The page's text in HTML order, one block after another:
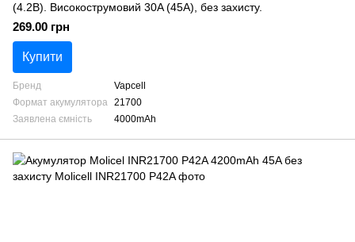
(4.2В). Високострумовий 30A (45А), без захисту.
269.00 грн
Купити
Бренд
Vapcell
Формат акумулятора 21700
Заявлена ємність
4000mAh